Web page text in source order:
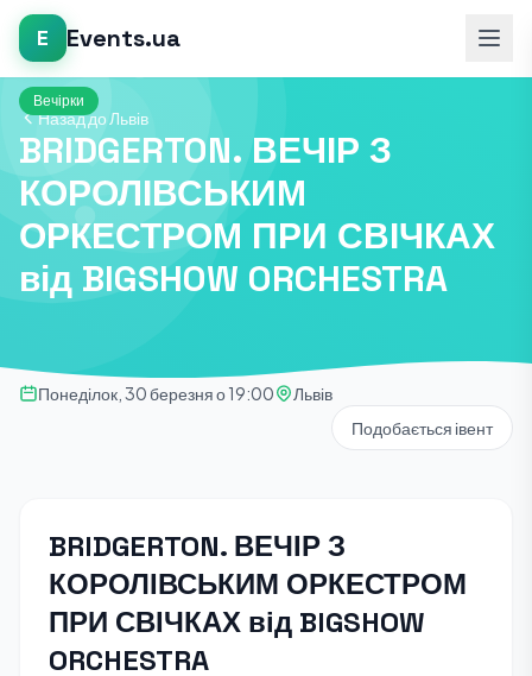
E Events.ua
Назад до Львів
Вечірки
BRIDGERTON. ВЕЧІР З
КОРОЛІВСЬКИМ
ОРКЕСТРОМ ПРИ СВІЧКАХ
від BIGSHOW ORCHESTRA
Понеділок, 30 березня о 19:00
Львів
Подобається івент
BRIDGERTON. ВЕЧІР З
КОРОЛІВСЬКИМ ОРКЕСТРОМ
ПРИ СВІЧКАХ від BIGSHOW
ORCHESTRA